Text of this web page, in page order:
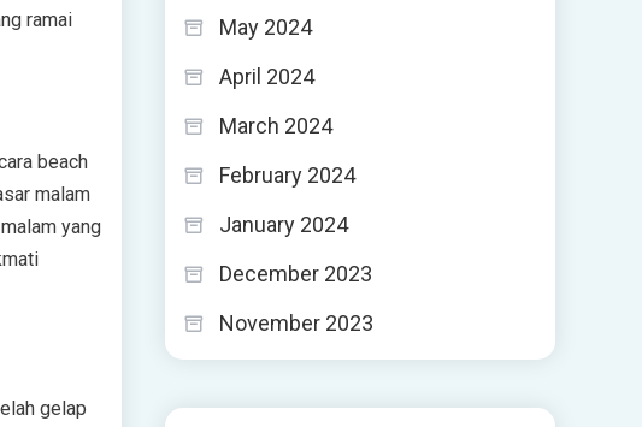
ramai
beach
malam
yang
gelap
May 2024
April 2024
March 2024
February 2024
January 2024
December 2023
November 2023